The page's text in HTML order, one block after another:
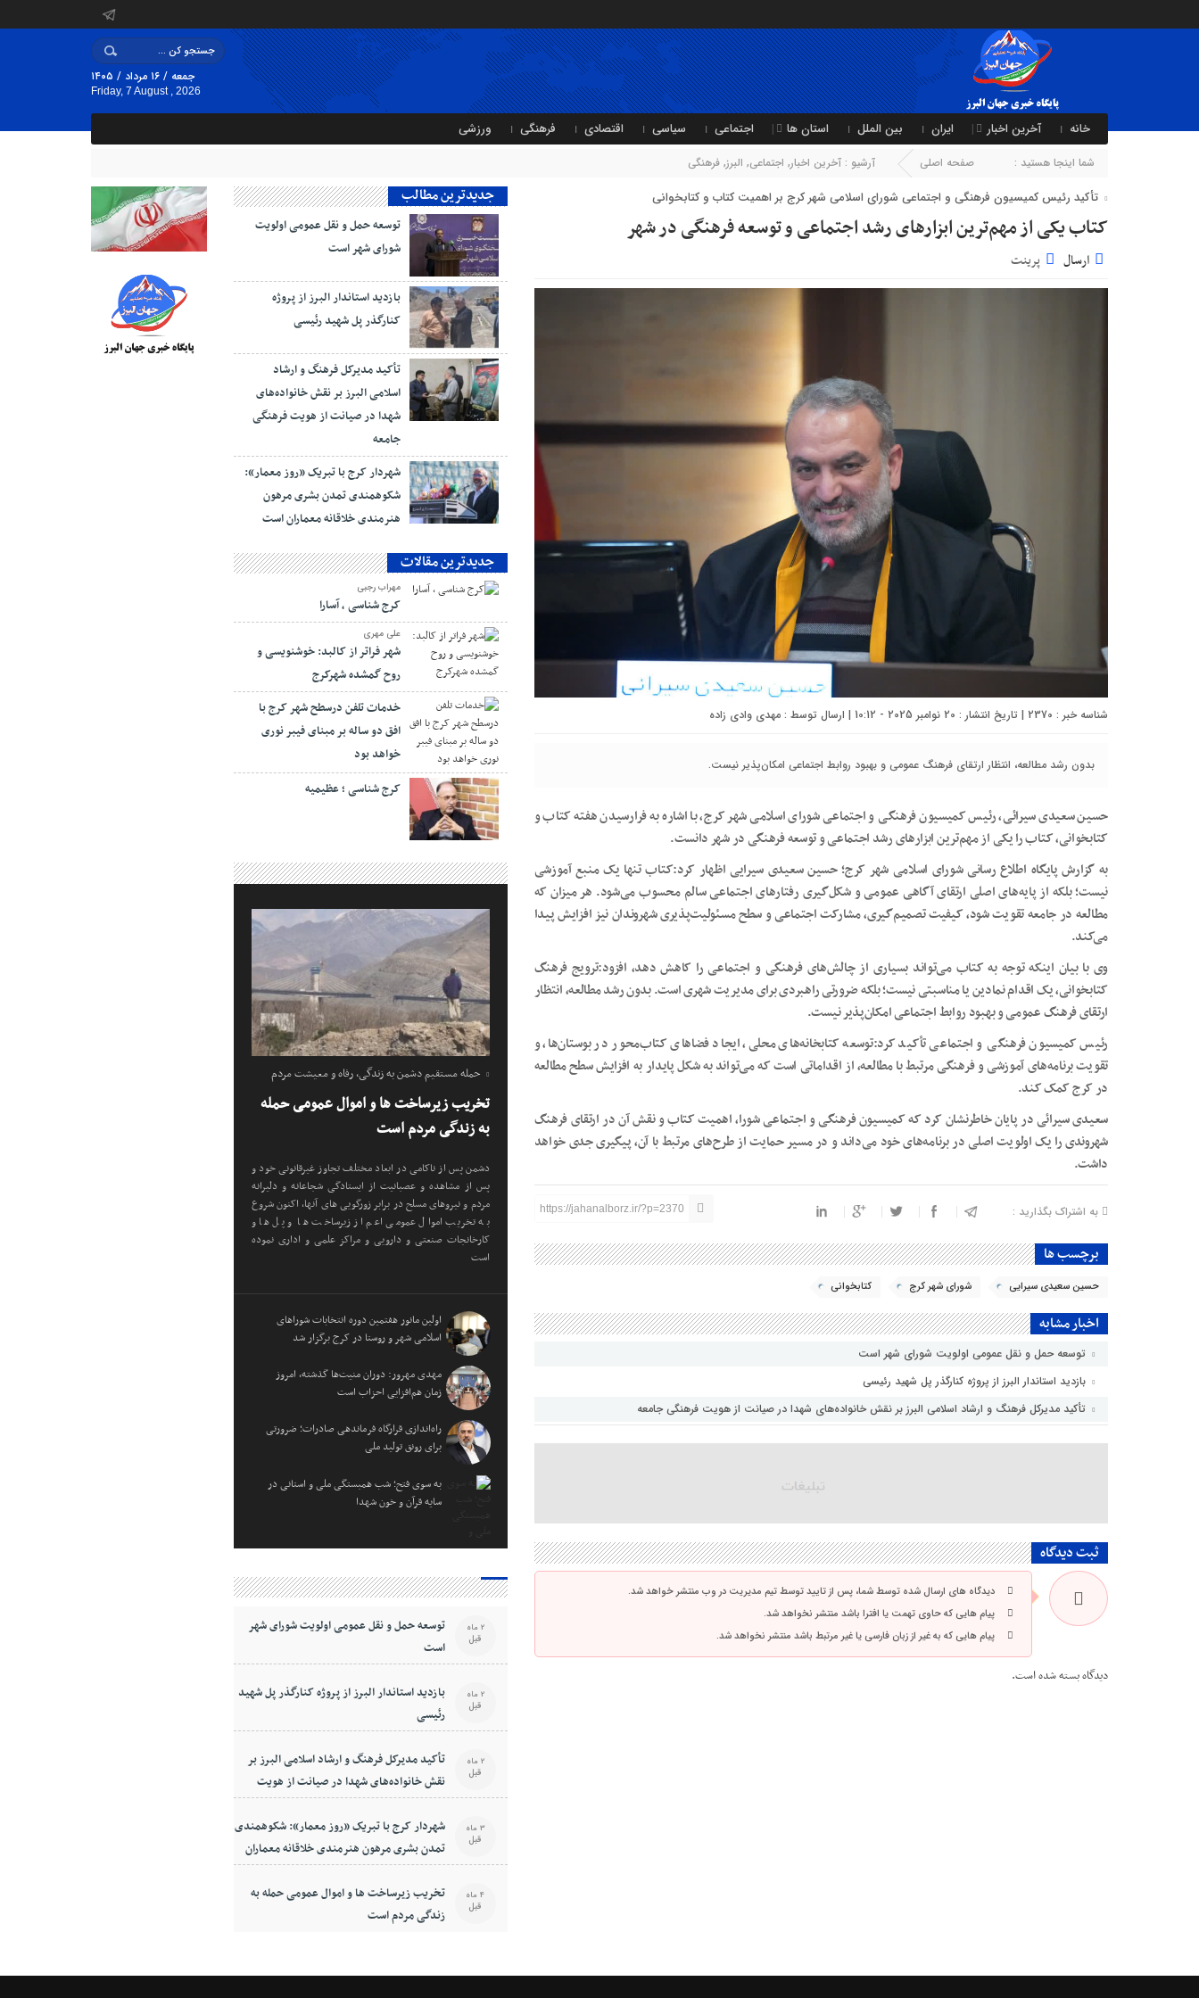
جمعه / ۱۶ مرداد / ۱۴۰۵
Friday, 7 August , 2026
خانه آخرین اخبار ایران بین الملل استان ها اجتماعی سیاسی اقتصادی فرهنگی ورزشی
شما اینجا هستید : صفحه اصلی آرشیو : آخرین اخبار, اجتماعی, البرز, فرهنگی
تأکید رئیس کمیسیون فرهنگی و اجتماعی شورای اسلامی شهر کرج بر اهمیت کتاب و کتابخوانی
کتاب یکی از مهم‌ترین ابزارهای رشد اجتماعی و توسعه فرهنگی در شهر
ارسال پرینت
شناسه خبر : 2370 | تاریخ انتشار : 20 نوامبر 2025 - 10:12 | ارسال توسط : مهدی وادی زاده
بدون رشد مطالعه، انتظار ارتقای فرهنگ عمومی و بهبود روابط اجتماعی امکان‌پذیر نیست.
حسین سعیدی سیرائی، رئیس کمیسیون فرهنگی و اجتماعی شورای اسلامی شهر کرج، با اشاره به فرارسیدن هفته کتاب و
کتابخوانی، کتاب را یکی از مهم‌ترین ابزارهای رشد اجتماعی و توسعه فرهنگی در شهر دانست.
به گزارش پایگاه اطلاع رسانی شورای اسلامی شهر کرج؛ حسین سعیدی سیرایی اظهار کرد:کتاب تنها یک منبع آموزشی
نیست؛ بلکه از پایه‌های اصلی ارتقای آگاهی عمومی و شکل‌گیری رفتارهای اجتماعی سالم محسوب می‌شود. هر میزان که
مطالعه در جامعه تقویت شود، کیفیت تصمیم‌گیری، مشارکت اجتماعی و سطح مسئولیت‌پذیری شهروندان نیز افزایش پیدا
می‌کند.
وی با بیان اینکه توجه به کتاب می‌تواند بسیاری از چالش‌های فرهنگی و اجتماعی را کاهش دهد، افزود:ترویج فرهنگ
کتابخوانی، یک اقدام نمادین یا مناسبتی نیست؛ بلکه ضرورتی راهبردی برای مدیریت شهری است. بدون رشد مطالعه، انتظار
ارتقای فرهنگ عمومی و بهبود روابط اجتماعی امکان‌پذیر نیست.
رئیس کمیسیون فرهنگی و اجتماعی تأکید کرد:توسعه کتابخانه‌های محلی، ایجاد فضاهای کتاب‌محور در بوستان‌ها، و
تقویت برنامه‌های آموزشی و فرهنگی مرتبط با مطالعه، از اقداماتی است که می‌تواند به شکل پایدار به افزایش سطح مطالعه
در کرج کمک کند.
سعیدی سیرائی در پایان خاطرنشان کرد که کمیسیون فرهنگی و اجتماعی شورا، اهمیت کتاب و نقش آن در ارتقای فرهنگ
شهروندی را یک اولویت اصلی در برنامه‌های خود می‌داند و در مسیر حمایت از طرح‌های مرتبط با آن، پیگیری جدی خواهد
داشت.
به اشتراک بگذارید : https://jahanalborz.ir/?p=2370
برچسب ها
حسین سعیدی سیرایی شورای شهر کرج کتابخوانی
اخبار مشابه
توسعه حمل و نقل عمومی اولویت شورای شهر است
بازدید استاندار البرز از پروژه کنارگذر پل شهید رئیسی
تأکید مدیرکل فرهنگ و ارشاد اسلامی البرز بر نقش خانواده‌های شهدا در صیانت از هویت فرهنگی جامعه
ثبت دیدگاه
دیدگاه های ارسال شده توسط شما، پس از تایید توسط تیم مدیریت در وب منتشر خواهد شد.
پیام هایی که حاوی تهمت یا افترا باشد منتشر نخواهد شد.
پیام هایی که به غیر از زبان فارسی یا غیر مرتبط باشد منتشر نخواهد شد.
دیدگاه بسته شده است.
جدیدترین مطالب
توسعه حمل و نقل عمومی اولویت
شورای شهر است
بازدید استاندار البرز از پروژه
کنارگذر پل شهید رئیسی
تأکید مدیرکل فرهنگ و ارشاد
اسلامی البرز بر نقش خانواده‌های
شهدا در صیانت از هویت فرهنگی
جامعه
شهردار کرج با تبریک «روز معمار»:
شکوهمندی تمدن بشری مرهون
هنرمندی خلاقانه معماران است
جدیدترین مقالات
مهراب رجبی
کرج شناسی ، آسارا
علی مهری
شهر فراتر از کالبد: خوشنویسی و
روح گمشده شهرکرج
خدمات تلفن درسطح شهر کرج با
افق دو ساله بر مبنای فیبر نوری
خواهد بود
کرج شناسی ؛ عظیمیه
حمله مستقیم دشمن به زندگی، رفاه و معیشت مردم
تخریب زیرساخت ها و اموال عمومی حمله
به زندگی مردم است
دشمن پس از ناکامی در ابعاد مختلف تجاوز غیرقانونی خود و
پس از مشاهده و عصبانیت از ایستادگی شجاعانه و دلیرانه
مردم و نیروهای مسلح در برابر زورگویی های آنها، اکنون شروع
به تخریب اموال عمومی اعم از زیرساخت ها و پل ها و
کارخانجات صنعتی و دارویی و مراکز علمی و اداری نموده
است
اولین مانور هفتمین دوره انتخابات شوراهای
اسلامی شهر و روستا در کرج برگزار شد
مهدی مهرور: دوران منیت‌ها گذشته، امروز
زمان هم‌افزایی احزاب است
راه‌اندازی قرارگاه فرماندهی صادرات؛ ضرورتی
برای رونق تولید ملی
به سوی فتح؛ شب همبستگی ملی و استانی در
سایه قرآن و خون شهدا
توسعه حمل و نقل عمومی اولویت شورای شهر
است
2 ماه
قبل
بازدید استاندار البرز از پروژه کنارگذر پل شهید
رئیسی
2 ماه
قبل
تأکید مدیرکل فرهنگ و ارشاد اسلامی البرز بر
نقش خانواده‌های شهدا در صیانت از هویت
فرهنگی جامعه
2 ماه
قبل
شهردار کرج با تبریک «روز معمار»: شکوهمندی
تمدن بشری مرهون هنرمندی خلاقانه معماران
است
3 ماه
قبل
تخریب زیرساخت ها و اموال عمومی حمله به
زندگی مردم است
4 ماه
قبل